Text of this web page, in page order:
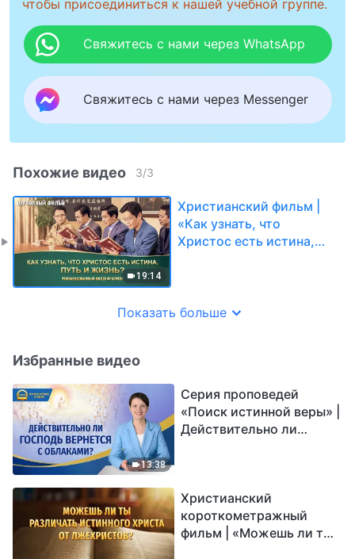
чтобы присоединиться к нашей учебной группе.
Свяжитесь с нами через WhatsApp
Свяжитесь с нами через Messenger
Похожие видео 3/3
19:14
Христианский фильм |
«Как узнать, что
Христос есть истина,
Показать больше
Избранные видео
13:38
Серия проповедей
«Поиск истинной веры» |
Действительно ли
Христианский
короткометражный
фильм | «Можешь ли ты